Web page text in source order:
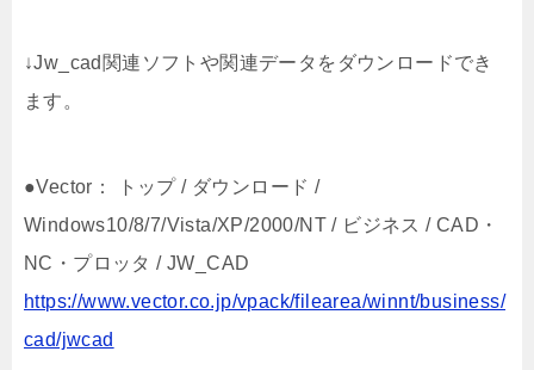
↓Jw_cad関連ソフトや関連データをダウンロードでき
ます。
●Vector： トップ / ダウンロード /
Windows10/8/7/Vista/XP/2000/NT / ビジネス / CAD・
NC・プロッタ / JW_CAD
https://www.vector.co.jp/vpack/filearea/winnt/business/
cad/jwcad